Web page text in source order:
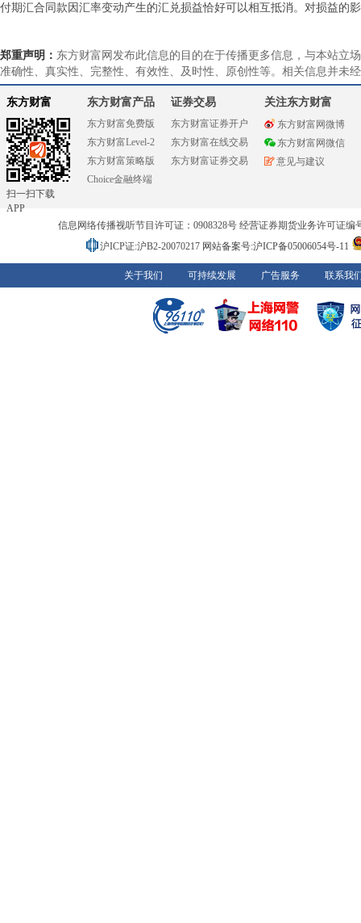
付期汇合同款因汇率变动产生的汇兑损益恰好可以相互抵消。对损益的
郑重声明： 东方财富网发布此信息的目的在于传播更多信息，与本站立
准确性、真实性、完整性、有效性、及时性、原创性等。相关信息并未
东方财富
扫一扫下载
APP
东方财富产品
东方财富免费版
东方财富Level-2
东方财富策略版
Choice金融终端
证券交易
东方财富证券开户
东方财富在线交易
东方财富证券交易
关注东方财富
东方财富网微博
东方财富网微信
意见与建议
信息网络传播视听节目许可证：0908328号 经营证券期货业务许可证编
沪ICP证:沪B2-20070217 网站备案号:沪ICP备05006054号-11
关于我们 可持续发展 广告服务 联系我